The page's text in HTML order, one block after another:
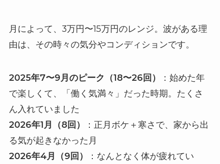
月によって、3万円〜15万円のレンジ。波がある理
由は、その時々の気分やコンディションです。
2025年7〜9月のピーク（18〜26回）
：始めた年
で楽しくて、「働く気満々」だった時期。たくさ
ん入れていました
2026年1月（8回）
：正月ボケ＋寒さで、家から出
る気が起きなかった月
2026年4月（9回）
：なんとなく体が疲れてい